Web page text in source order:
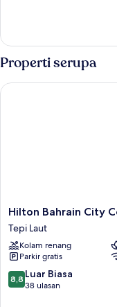
King
Panoramic
View
King
Properti serupa
Hilton
Bahrain
City
Centre
Hotel
&
Residences
Hilton Bahrain City
Tepi Laut
Kolam renang
Parkir gratis
8.8
dari
8,8 Luar Biasa
38 ulasan
Hilton Bahrain City